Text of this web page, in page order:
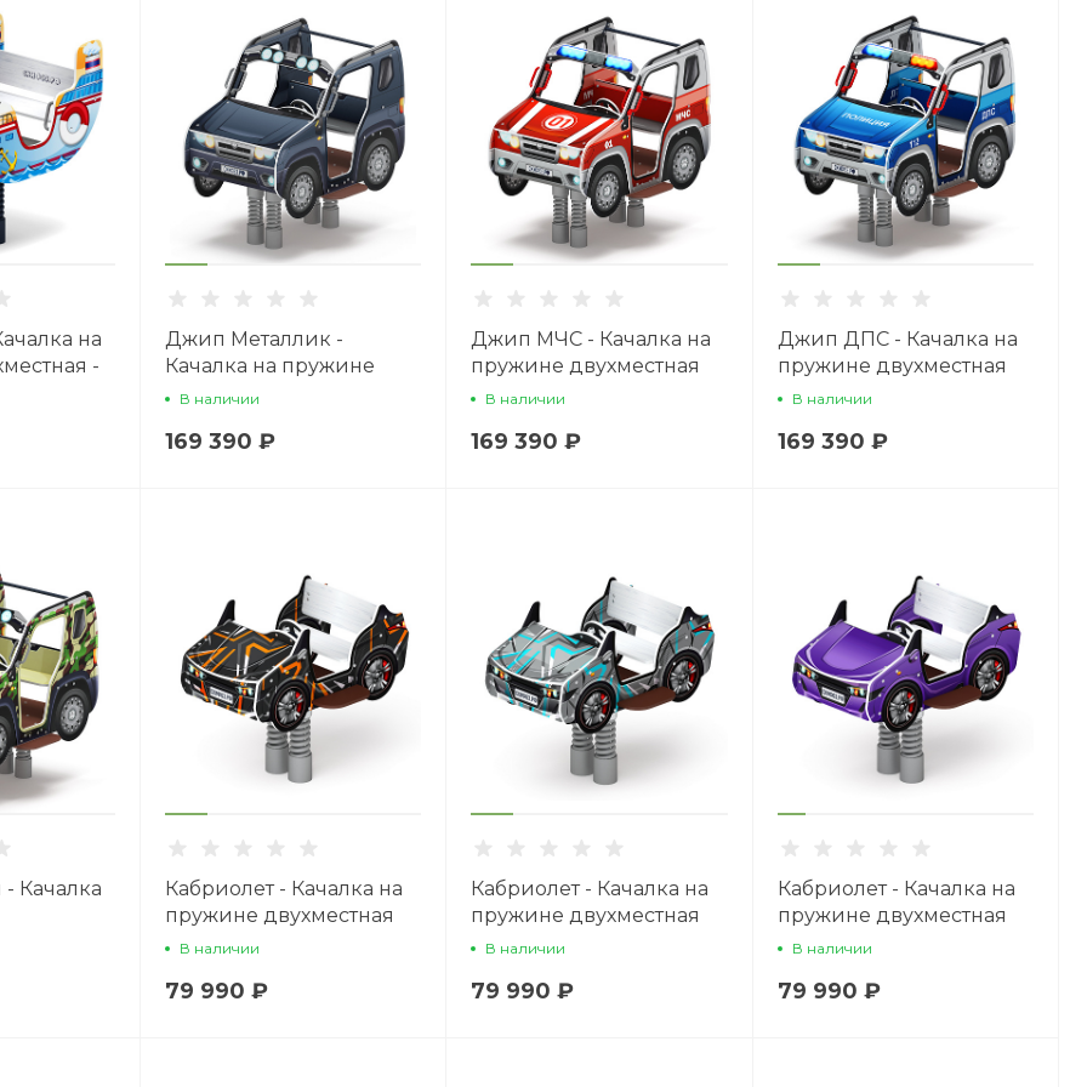
на
-
Джип Металлик -
Качалка на пружине
двухместная машинка -
В наличии
169 390 ₽
Джип МЧС - Качалка на
пружине двухместная
машинка - ИО 23.03.05-
В наличии
169 390 ₽
Джип ДПС - Качалка на
пружине двухместная
машинка - ИО 23.03.05-11
В наличии
169 390 ₽
Качалка
-
Кабриолет - Качалка на
пружине двухместная
машинка - ИО 23.03.02-
В наличии
79 990 ₽
Кабриолет - Качалка на
пружине двухместная
машинка - ИО 23.03.02-
В наличии
79 990 ₽
Кабриолет - Качалка на
пружине двухместная
машинка - ИО 23.03.02-
В наличии
79 990 ₽